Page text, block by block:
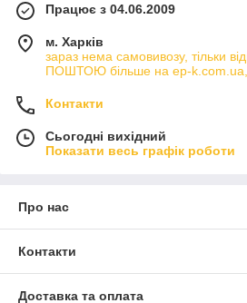
Працює з 04.06.2009
м. Харків
зараз нема самовивозу, тільки
ПОШТОЮ більше на ep-k.com.ua,
Контакти
Сьогодні вихідний
Показати весь графік роботи
Про нас
Контакти
Доставка та оплата